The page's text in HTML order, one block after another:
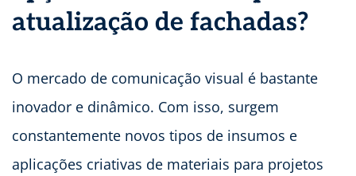
atualização de fachadas?
O mercado de comunicação visual é bastante
inovador e dinâmico. Com isso, surgem
constantemente novos tipos de insumos e
aplicações criativas de materiais para projetos